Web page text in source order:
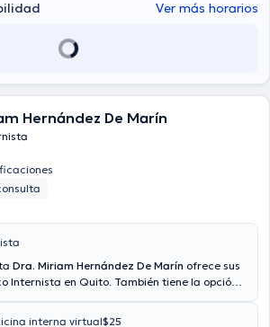
Ver más horarios
Hernández De Marín
Dra. Miriam Hernández De Marín ofrece sus
Internista en Quito. También tiene la opción
Consulta privada. El precio de la
interna virtual$25